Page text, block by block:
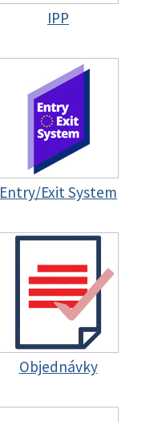
IPP
Entry/Exit System
Objednávky